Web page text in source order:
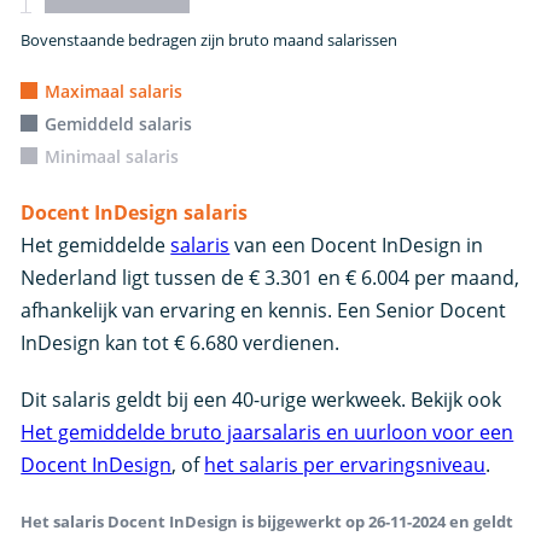
Bovenstaande bedragen zijn bruto maand salarissen
Maximaal salaris
Gemiddeld salaris
Minimaal salaris
Docent InDesign salaris
Het gemiddeldesalaris van een Docent InDesign in
Nederland ligt tussen de € 3.301 en € 6.004 per maand,
afhankelijk van ervaring en kennis. Een Senior Docent
InDesign kan tot € 6.680 verdienen.
Dit salaris geldt bij een 40-urige werkweek. Bekijk ook
Het gemiddelde bruto jaarsalaris en uurloon voor een
Docent InDesign, ofhet salaris per ervaringsniveau.
Het salaris Docent InDesign is bijgewerkt op 26-11-2024 en geldt